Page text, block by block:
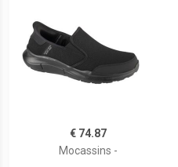
€ 74.87
Mocassins -